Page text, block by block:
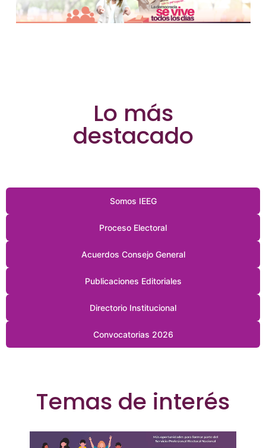
Lo más
destacado
Somos IEEG
Proceso Electoral
Acuerdos Consejo General
Publicaciones Editoriales
Directorio Institucional
Convocatorias 2026
Temas de interés